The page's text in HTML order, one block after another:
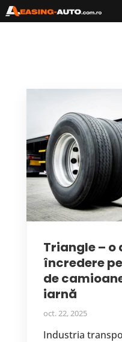
Triangle – o
încredere
de
iarnă
oct. 22, 2025
Industria